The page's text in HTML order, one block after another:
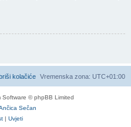
Vremenska zona: UTC+01:00
kolačiće
Software © phpBB Limited
Sečan
| Uvjeti